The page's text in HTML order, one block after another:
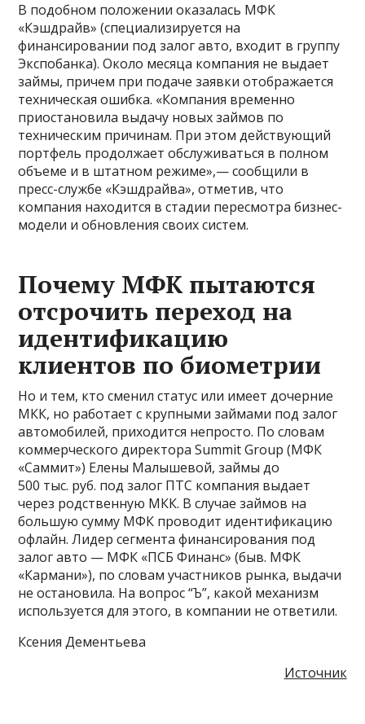
В подобном положении оказалась МФК
«Кэшдрайв» (специализируется на
финансировании под залог авто, входит в группу
Экспобанка). Около месяца компания не выдает
займы, причем при подаче заявки отображается
техническая ошибка. «Компания временно
приостановила выдачу новых займов по
техническим причинам. При этом действующий
портфель продолжает обслуживаться в полном
объеме и в штатном режиме»,— сообщили в
пресс-службе «Кэшдрайва», отметив, что
компания находится в стадии пересмотра бизнес-
модели и обновления своих систем.
Почему МФК пытаются
отсрочить переход на
идентификацию
клиентов по биометрии
Но и тем, кто сменил статус или имеет дочерние
МКК, но работает с крупными займами под залог
автомобилей, приходится непросто. По словам
коммерческого директора Summit Group (МФК
«Саммит») Елены Малышевой, займы до
500 тыс. руб. под залог ПТС компания выдает
через родственную МКК. В случае займов на
большую сумму МФК проводит идентификацию
офлайн. Лидер сегмента финансирования под
залог авто — МФК «ПСБ Финанс» (быв. МФК
«Кармани»), по словам участников рынка, выдачи
не остановила. На вопрос “Ъ”, какой механизм
используется для этого, в компании не ответили.
Ксения Дементьева
Источник